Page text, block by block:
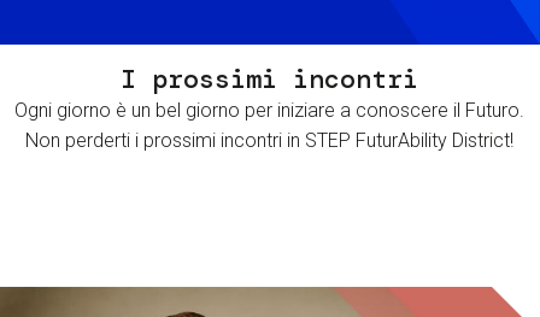
I prossimi incontri
Ogni giorno è un bel giorno per iniziare a conoscere il Futuro.
Non perderti i prossimi incontri in STEP FuturAbility District!